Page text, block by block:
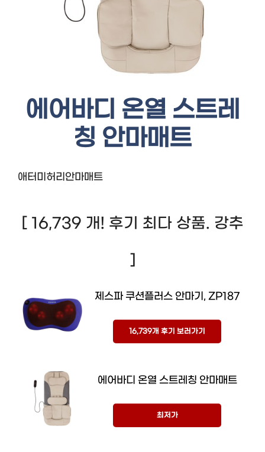
에어바디 온열 스트레
칭 안마매트
애터미허리안마매트
[ 16,739 개! 후기 최다 상품. 강추
]
제스파 쿠션플러스 안마기, ZP187
16,739개 후기 보러가기
에어바디 온열 스트레칭 안마매트
최저가